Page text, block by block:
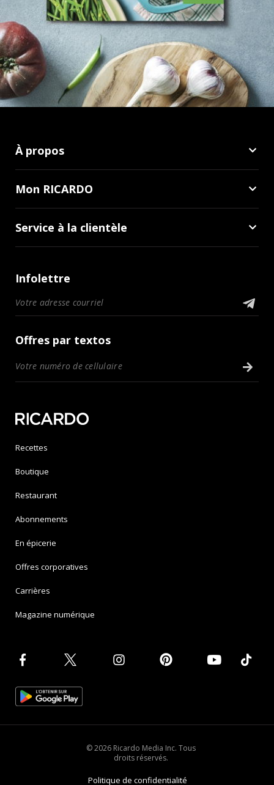
À propos
Mon RICARDO
Service à la clientèle
Infolettre
Offres par textos
Recettes
Boutique
Restaurant
Abonnements
En épicerie
Offres corporatives
Carrières
Magazine numérique
© 2026 Ricardo Media Inc. Tous
droits réservés.
Politique de confidentialité